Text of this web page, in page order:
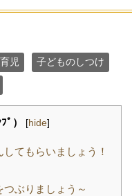
児 子どものしつけ
） [hide]
てもらいましょう！
ぶりましょう～